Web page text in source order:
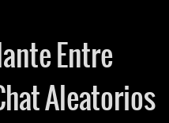
Entre
Aleatorios